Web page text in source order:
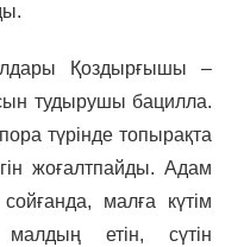
Қоздырғышы –
тудырушы бацилла.
түрінде топырақта
жоғалтпайды. Адам
малға күтім
етін, сүтін